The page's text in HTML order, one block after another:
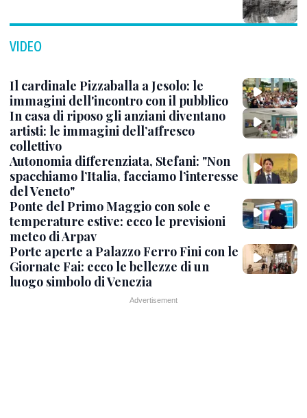
VIDEO
Il cardinale Pizzaballa a Jesolo: le
immagini dell'incontro con il pubblico
In casa di riposo gli anziani diventano
artisti: le immagini dell’affresco
collettivo
Autonomia differenziata, Stefani: "Non
spacchiamo l’Italia, facciamo l’interesse
del Veneto"
Ponte del Primo Maggio con sole e
temperature estive: ecco le previsioni
meteo di Arpav
Porte aperte a Palazzo Ferro Fini con le
Giornate Fai: ecco le bellezze di un
luogo simbolo di Venezia